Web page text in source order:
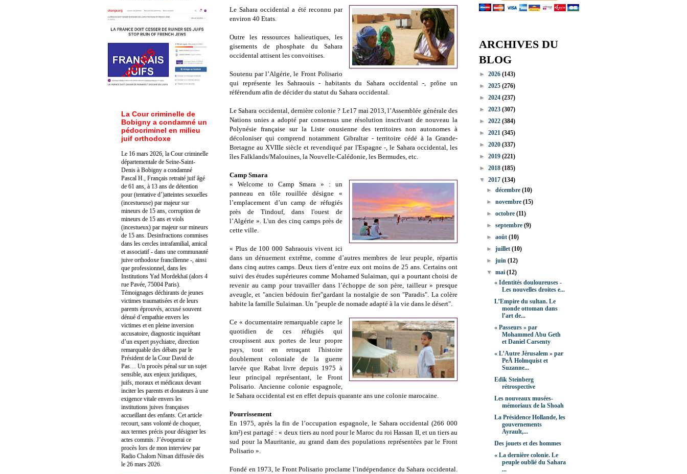
Le Sahara occidental a été reconnu par
environ 40 Etats.
Outre les ressources halieutiques, les
gisements de phosphate du Sahara
occidental attisent les convoitises.
Soutenu par l’Algérie, le Front Polisario
qui représente les Sahraouis - habitants du Sahara occidental -, prône un
référendum afin de décider du statut du Sahara occidental.
Le Sahara occidental, dernière colonie ? Le17 mai 2013, l’Assemblée générale des
Nations unies a adopté par consensus une résolution inscrivant de nouveau la
Polynésie française sur la Liste onusienne des territoires non autonomes à
décoloniser qui comprend notamment Gibraltar - territoire cédé à la Grande-
Bretagne au XVIIIe siècle et revendiqué par l'Espagne -, le Sahara occidental, les
îles Falklands/Malouines, la Nouvelle-Calédonie, les Bermudes, etc.
Camp Smara
« Welcome to Camp Smara » : un
panneau en tôle rouillée désigne «
l’emplacement d’un camp de réfugiés
près de Tindouf, dans l'ouest de
l’Algérie ». L'un des cinq camps près de
cette ville.
« Plus de 100 000 Sahraouis vivent ici
dans un dénuement extrême, comme d’autres membres de leur peuple, répartis
dans cinq autres camps. Deux tiers d’entre eux ont moins de 25 ans. Certains ont
suivi des études supérieures comme Mohamed Sulaiman, qui a pourtant choisi de
revenir au camp pour travailler dans l’échoppe de son père, tailleur » presque
aveugle, et "ancien bédouin fier"gardant la nostalgie de son "Paradis". La colère
habite la famille Sulaiman. Un "peuple de nomade adapté à la vie dans le désert".
Ce « documentaire remarquable capte le
quotidien de ces réfugiés qui
croupissent aux portes de leur propre
pays, tout en retraçant l'histoire
doublement coloniale de la guerre
larvée que Rabat livre depuis 1975 à
leur principal représentant, le Front
Polisario. Ancienne colonie espagnole,
le Sahara occidental est en effet depuis quarante ans une colonie marocaine.
Pourrissement
En 1975, après la fin de l’occupation espagnole, le Sahara occidental (266 000
km²) est partagé : « deux tiers au nord pour le Maroc du roi Hassan II, et un tiers au
sud pour la Mauritanie, au grand dam des populations représentées par le Front
Polisario ».
Fondé en 1973, le Front Polisario proclame l’indépendance du Sahara occidental.
La Cour criminelle de
Bobigny a condamné un
pédocriminel en milieu
juif orthodoxe
Le 16 mars 2026, la Cour criminelle
départementale de Seine-Saint-
Denis à Bobigny a condamné
Pascal H., Français retraité juif âgé
de 61 ans, à 13 ans de détention
pour (tentative d’)atteintes sexuelles
(incestueuse) par majeur sur
mineurs de 15 ans, corruption de
mineurs de 15 ans et viols
(incestueux) par majeur sur mineurs
de 15 ans. Desinfractions commises
dans les cercles intrafamilial, amical
et associatif - dans une communauté
juive orthodoxe francilienne -, ainsi
que professionnel, dans les
Institutions Yad Mordekhaï (alors 4
rue Pavée, 75004 Paris).
Témoignages déchirants de jeunes
victimes traumatisées et de leurs
parents éprouvés, accusé souvent
dénué d’empathie envers les
victimes et en pleine inversion
accusatoire, diagnostic inquiétant
d’un expert psychiatre, direction
remarquable des débats par le
Président de la Cour David de
Pas… Un procès pénal sur un sujet
sensible, aux enjeux juridiques,
juifs, moraux et médicaux devant
inciter les parents et donateurs à une
exigence vitale envers les
institutions juives françaises
accueillant des enfants. Cet article
recourt, sans volonté de choquer,
aux termes précis pour désigner les
actes commis. J’évoquerai ce
procès lors de mon interview par
Radio Chalom Nitsan diffusée dès
le 26 mars 2026.
ARCHIVES DU
BLOG
► 2026 (143)
► 2025 (276)
► 2024 (237)
► 2023 (307)
► 2022 (384)
► 2021 (345)
► 2020 (337)
► 2019 (221)
► 2018 (185)
▼ 2017 (134)
►décembre(10)
►novembre(15)
►octobre(11)
►septembre(9)
►août(10)
►juillet(10)
►juin(12)
▼mai(12)
« Identités douloureuses -
Les nouvelles droites e...
L’Empire du sultan. Le
monde ottoman dans
l’art de...
« Passeurs » par
Mohammed Abu Geth
et Daniel Carsenty
« L’Autre Jérusalem » par
PeÅ Holmquist et
Suzanne...
Edik Steinberg
rétrospective
Les nouveaux musées-
mémoriaux de la Shoah
La Présidence Hollande, les
gouvernements
Ayrault,...
Des jouets et des hommes
« La dernière colonie. Le
peuple oublié du Sahara
...